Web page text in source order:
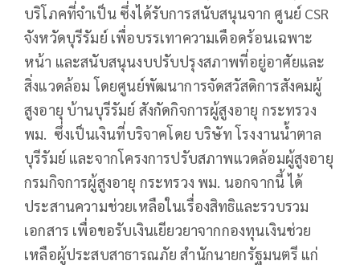
บริโภคที่จำเป็น ซึ่งได้รับการสนับสนุนจาก ศูนย์ CSR
จังหวัดบุรีรัมย์ เพื่อบรรเทาความเดือดร้อนเฉพาะ
หน้า และสนับสนุนงบปรับปรุงสภาพที่อยู่อาศัยและ
สิ่งแวดล้อม โดยศูนย์พัฒนาการจัดสวัสดิการสังคมผู้
สูงอายุ บ้านบุรีรัมย์ สังกัดกิจการผู้สูงอายุ กระทรวง
พม. ซึ่งเป็นเงินที่บริจาคโดย บริษัท โรงงานน้ำตาล
บุรีรัมย์ และจากโครงการปรับสภาพแวดล้อมผู้สูงอายุ
กรมกิจการผู้สูงอายุ กระทรวง พม. นอกจากนี้ ได้
ประสานความช่วยเหลือในเรื่องสิทธิและรวบรวม
เอกสาร เพื่อขอรับเงินเยียวยาจากกองทุนเงินช่วย
เหลือผู้ประสบสาธารณภัย สำนักนายกรัฐมนตรี แก่